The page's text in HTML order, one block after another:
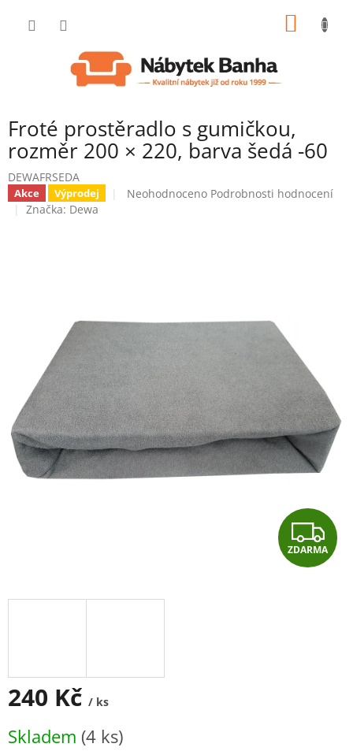
Froté prostěradlo s gumičkou,
rozměr 200 × 220, barva šedá -60
DEWAFRSEDA
Akce Výprodej
Průměrné
Neohodnoceno Podrobnosti hodnocení
Značka: Dewa
Z
D
ZDARMA
240 Kč / ks
cena:
Skladem (4 ks)